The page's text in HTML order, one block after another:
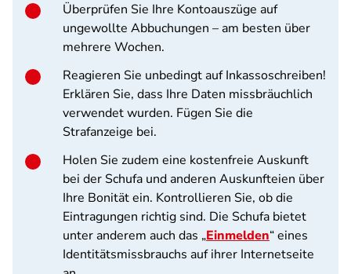
Überprüfen Sie Ihre Kontoauszüge auf
ungewollte Abbuchungen – am besten über
mehrere Wochen.
Reagieren Sie unbedingt auf Inkassoschreiben!
Erklären Sie, dass Ihre Daten missbräuchlich
verwendet wurden. Fügen Sie die
Strafanzeige bei.
Holen Sie zudem eine kostenfreie Auskunft
bei der Schufa und anderen Auskunfteien über
Ihre Bonität ein. Kontrollieren Sie, ob die
Eintragungen richtig sind. Die Schufa bietet
unter anderem auch das „Einmelden“ eines
Identitätsmissbrauchs auf ihrer Internetseite